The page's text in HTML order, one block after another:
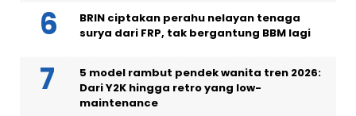
BRIN ciptakan perahu nelayan tenaga
surya dari FRP, tak bergantung BBM lagi
5 model rambut pendek wanita tren 2026:
Dari Y2K hingga retro yang low-
maintenance